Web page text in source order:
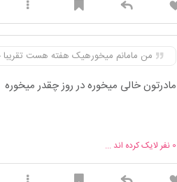
من مامانم میخورهیک هفته هست
مادرتون خالی میخوره در روز چقدر میخوره
0 نفر لایک کرده اند ...